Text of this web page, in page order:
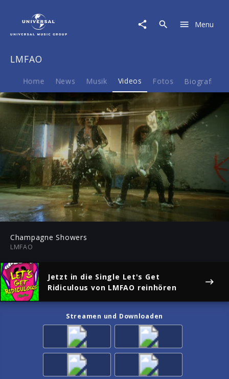
Showers
Menu
LMFAO
Home News Musik Videos Fotos Biografie
Play
06:37
Mute
Play
Champagne Showers
LMFAO
Jetzt in die Single Let's Get
Ridiculous von LMFAO reinhören
Streamen und Downloaden